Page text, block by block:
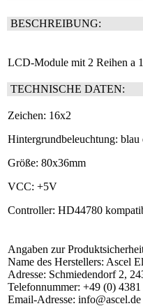
BESCHREIBUNG:
LCD-Module mit 2 Reihen a
TECHNISCHE DATEN:
Zeichen: 16x2
Hintergrundbeleuchtung: blau
Größe: 80x36mm
VCC: +5V
Controller: HD44780
Angaben zur
Name des Herstellers: Ascel
Adresse: Schmiedendorf 2,
Telefonnummer: +49 (0)
Email-Adresse: info@ascel.de